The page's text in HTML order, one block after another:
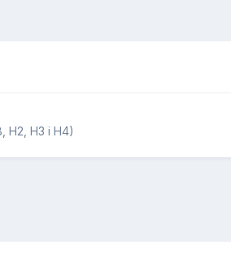
H2, H3 i H4)